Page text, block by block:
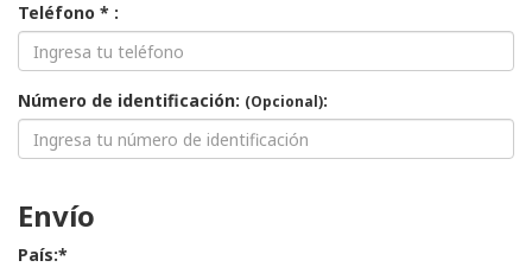
Teléfono * :
Número de identificación: (Opcional):
Envío
País:*